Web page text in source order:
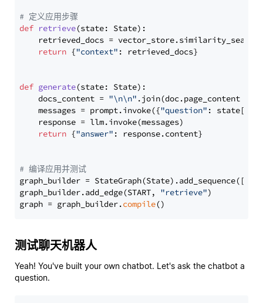
# 定义应用步骤
def retrieve(state: State):
retrieved_docs =
return {"context" : retrieved_docs}
def generate(state: State):
    docs_content =
"\n\n" .join(doc.page_content
    messages = prompt.invoke({
"question" : state[
    response = llm.invoke(messages)
return {"answer" : response.content}
# 编译应用并测试
graph_builder =
graph_builder.add_edge(START, "retrieve")
graph = graph_builder.compile
测试聊天机器人
Yeah! You've built your own chatbot. Let's ask the chatbot a
question.